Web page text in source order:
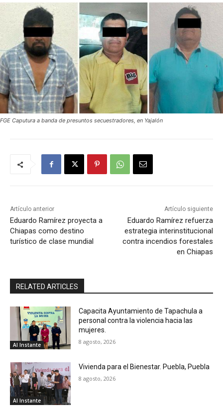
FGE Caputura a banda de presuntos secuestradores, en Yajalón
Artículo anterior
Eduardo Ramírez proyecta a
Chiapas como destino
turístico de clase mundial
Artículo siguiente
Eduardo Ramírez refuerza
estrategia interinstitucional
contra incendios forestales
en Chiapas
RELATED ARTICLES
Al Instante
Capacita Ayuntamiento de Tapachula a
personal contra la violencia hacia las
mujeres.
8 agosto, 2026
Al Instante
Vivienda para el Bienestar. Puebla, Puebla
8 agosto, 2026